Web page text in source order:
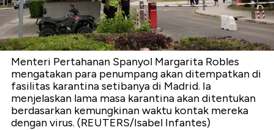
Menteri Pertahanan Spanyol Margarita Robles
mengatakan para penumpang akan ditempatkan di
fasilitas karantina setibanya di Madrid. Ia
menjelaskan lama masa karantina akan ditentukan
berdasarkan kemungkinan waktu kontak mereka
dengan virus. (REUTERS/Isabel Infantes)